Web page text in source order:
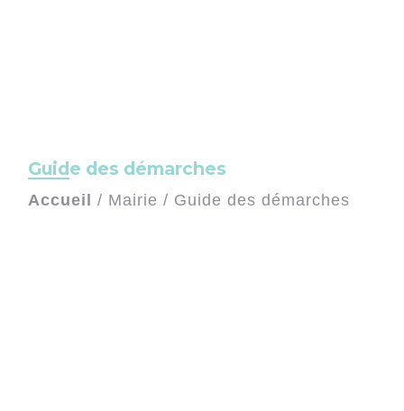
Guide des démarches
Accueil / Mairie / Guide des démarches